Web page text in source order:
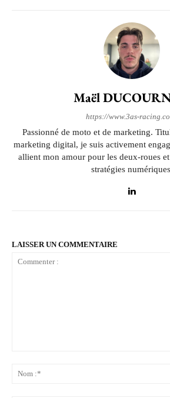
Maël
https://www.3as-
Passionné de moto et de marketing.
marketing digital, je suis activement
allient mon amour pour les deux-roues
stratégies
LAISSER UN COMMENTAIRE